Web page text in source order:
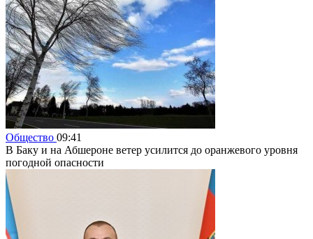
Общество 09:41
В Баку и на Абшероне ветер усилится до оранжевого уровня
погодной опасности